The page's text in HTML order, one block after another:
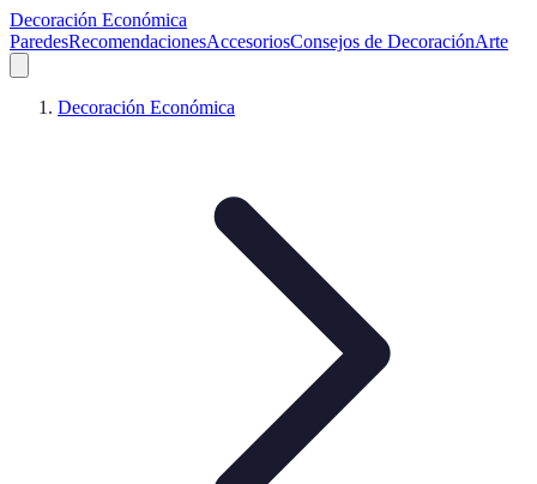
Decoración Económica
ParedesRecomendacionesAccesoriosConsejos de DecoraciónArte
Decoración Económica